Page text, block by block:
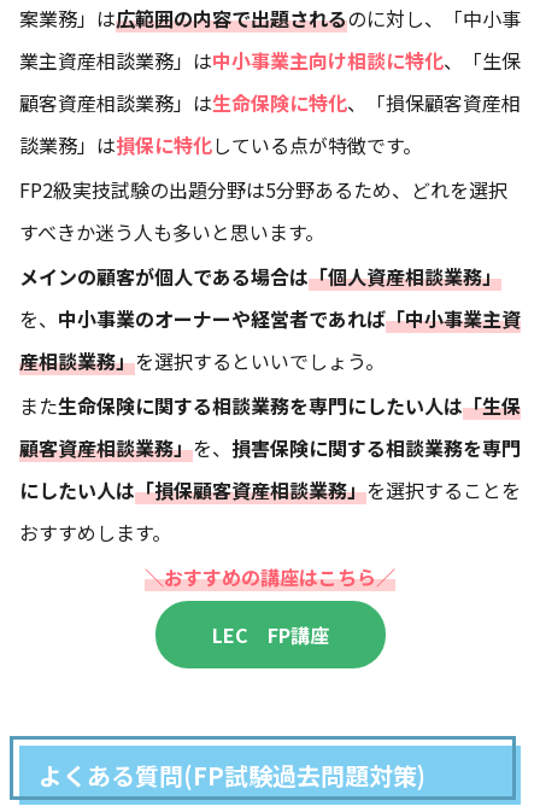
案業務」は広範囲の内容で出題されるのに対し、「中小事
業主資産相談業務」は中小事業主向け相談に特化、「生保
顧客資産相談業務」は生命保険に特化、「損保顧客資産相
談業務」は損保に特化している点が特徴です。
FP2級実技試験の出題分野は5分野あるため、どれを選択
すべきか迷う人も多いと思います。
メインの顧客が個人である場合は「個人資産相談業務」
を、 中小事業のオーナーや経営者であれば「中小事業主資
産相談業務」を選択するといいでしょう。
また生命保険に関する相談業務を専門にしたい人は「生保
顧客資産相談業務」を、 損害保険に関する相談業務を専門
にしたい人は「損保顧客資産相談業務」を選択することを
おすすめします。
＼おすすめの講座はこちら／
LEC FP講座
よくある質問(FP試験過去問題対策)